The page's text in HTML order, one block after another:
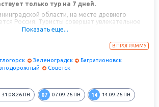
только тур на 7 дней.
области, на месте древнего
Россия. Туристы совершат увлекательное
западную точку нашей страны. Интересующиеся
Калининграду. Тем, кто любит отдых на
дюны Куршской косы. Любители путешествовать
насладятся тишиной старых немецких
Показать еще...
В ПРОГРАММУ
Зеленоградск
Багратионовск
Советск
31.08.26 ПН. 07 07.09.26 ПН. 14 14.09.26 ПН.